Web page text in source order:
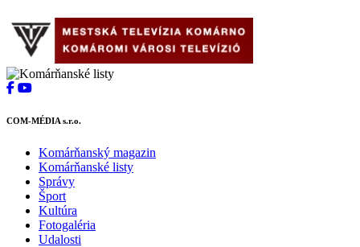
COM-MÉDIA s.r.o.
Komárňanský magazin
Komárňanské listy
Správy
Šport
Kultúra
Fotogaléria
Udalosti